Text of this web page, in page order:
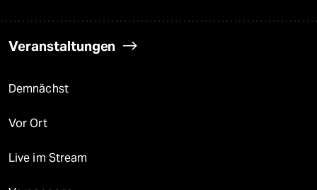
Veranstaltungen
Demnächst
Vor Ort
Live im Stream